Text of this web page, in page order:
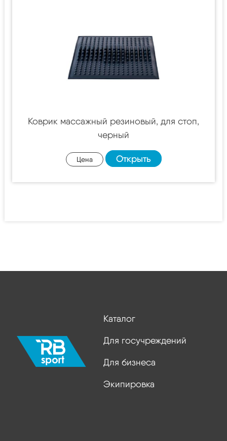
Коврик массажный резиновый, для стоп,
черный
Цена Открыть
Каталог
Для госучреждений
Для бизнеса
Экипировка